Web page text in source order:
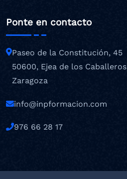
Ponte en contacto
Paseo de la Constitución, 45
50600, Ejea de los Caballeros
Zaragoza
info@inpformacion.com
976 66 28 17